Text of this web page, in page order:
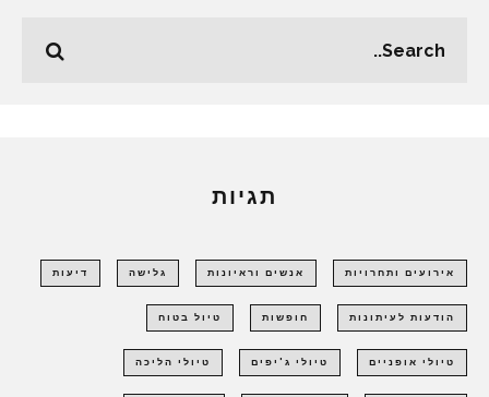
תגיות
אירועים ותחרויות אנשים וראיונות גלישה דיעות
הודעות לעיתונות חופשות טיול בטוח
טיולי אופניים טיולי ג'יפים טיולי הליכה